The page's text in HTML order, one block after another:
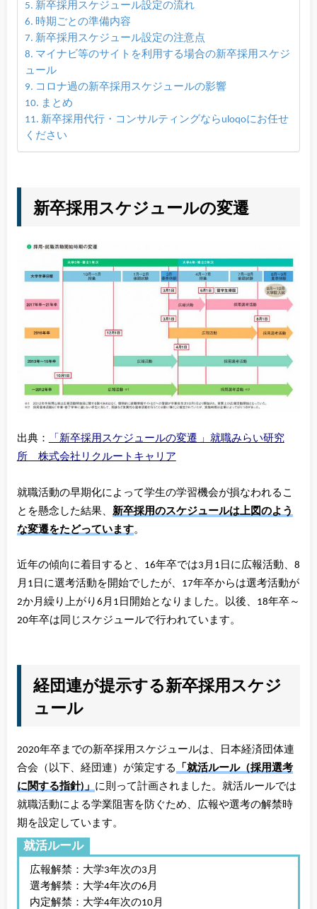
新卒採用スケジュール設定の流れ
時期ごとの準備内容
新卒採用スケジュール設定の注意点
マイナビ等のサイトを利用する場合の新卒採用スケジ
ュール
コロナ過の新卒採用スケジュールの影響
まとめ
新卒採用代行・コンサルティングならuloqoにお任せ
ください
新卒採用スケジュールの変遷
出典：
「新卒採用スケジュールの変遷 」就職みらい研究
所 株式会社リクルートキャリア
就職活動の早期化によって学生の学習機会が損なわれるこ
とを懸念した結果、 新卒採用のスケジュールは上図のよう
な変遷をたどっています。
近年の傾向に着目すると、16年卒では3月1日に広報活動、8
月1日に選考活動を開始でしたが、17年卒からは選考活動が
2か月繰り上がり6月1日開始となりました。以後、18年卒～
20年卒は同じスケジュールで行われています。
経団連が提示する新卒採用スケジ
ュール
2020年卒までの新卒採用スケジュールは、日本経済団体連
合会（以下、経団連）が策定する
「就活ルール（採用選考
に関する指針)」 に則って計画されました。就活ルールでは
就職活動による学業阻害を防ぐため、広報や選考の解禁時
期を設定しています。
就活ルール
広報解禁：大学3年次の3月
選考解禁：大学4年次の6月
内定解禁：大学4年次の10月